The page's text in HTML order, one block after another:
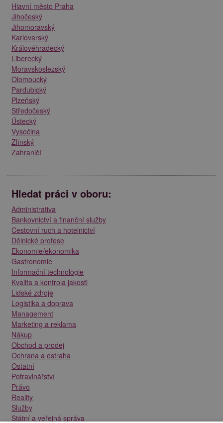
Hlavní město Praha
Jihočeský
Jihomoravský
Karlovarský
Královéhradecký
Liberecký
Moravskoslezský
Olomoucký
Pardubický
Plzeňský
Středočeský
Ústecký
Vysočina
Zlínský
Zahraničí
Hledat práci v oboru:
Administrativa
Bankovnictví a finanční služby
Cestovní ruch a hotelnictví
Dělnické profese
Ekonomie/ekonomika
Gastronomie
Informační technologie
Kvalita a kontrola jakosti
Lidské zdroje
Logistika a doprava
Management
Marketing a reklama
Nákup
Obchod a prodej
Ochrana a ostraha
Ostatní
Potravinářství
Právo
Reality
Služby
Státní a veřejná správa